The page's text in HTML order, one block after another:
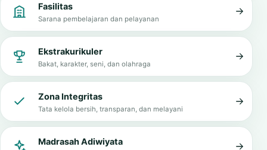
Fasilitas
Sarana pembelajaran dan pelayanan
Ekstrakurikuler
Bakat, karakter, seni, dan olahraga
Zona Integritas
Tata kelola bersih, transparan, dan melayani
Madrasah Adiwiyata